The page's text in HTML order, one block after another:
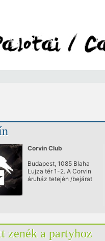
Corvin Club
Budapest, 1085 Blaha
Lujza tér 1-2. A Corvin
áruház tetején /bejárat
zenék a partyhoz